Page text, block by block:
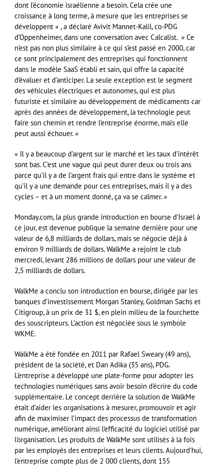
dont l’économie israélienne a besoin. Cela crée une
croissance à long terme, à mesure que les entreprises se
développent « , a déclaré Avivit Mannet-Kalil, co-PDG
d’Oppenheimer, dans une conversation avec Calcalist. » Ce
n’est pas non plus similaire à ce qui s’est passé en 2000, car
ce sont principalement des entreprises qui fonctionnent
dans le modèle SaaS établi et sain, qui offre la capacité
d’évaluer et d’anticiper. La seule exception est le segment
des véhicules électriques et autonomes, qui est plus
futuriste et similaire au développement de médicaments car
après des années de développement, la technologie peut
faire son chemin et rendre l’entreprise énorme, mais elle
peut aussi échouer. »
« Il y a beaucoup d’argent sur le marché et les taux d’intérêt
sont bas. C’est une vague qui peut durer deux ou trois ans
parce qu’il y a de l’argent frais qui entre dans le système et
qu’il y a une demande pour ces entreprises, mais il y a des
cycles – et à un moment donné, ça va se calmer. »
Monday.com, la plus grande introduction en bourse d’Israël à
ce jour, est devenue publique la semaine dernière pour une
valeur de 6,8 milliards de dollars, mais se négocie déjà à
environ 9 milliards de dollars. WalkMe a rejoint le club
mercredi, levant 286 millions de dollars pour une valeur de
2,5 milliards de dollars.
WalkMe a conclu son introduction en bourse, dirigée par les
banques d’investissement Morgan Stanley, Goldman Sachs et
Citigroup, à un prix de 31 $, en plein milieu de la fourchette
des souscripteurs. L’action est négociée sous le symbole
WKME.
WalkMe a été fondée en 2011 par Rafael Sweary (49 ans),
président de la société, et Dan Adika (35 ans), PDG.
L’entreprise a développé une plate-forme pour adopter les
technologies numériques sans avoir besoin d’écrire du code
supplémentaire. Le concept derrière la solution de WalkMe
était d’aider les organisations à mesurer, promouvoir et agir
afin de maximiser l’impact des processus de transformation
numérique, améliorant ainsi l’efficacité du logiciel utilisé par
l’organisation. Les produits de WalkMe sont utilisés à la fois
par les employés des entreprises et leurs clients. Aujourd’hui,
l’entreprise compte plus de 2 000 clients, dont 155